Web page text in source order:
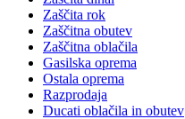
Zaščita rok
Zaščitna obutev
Zaščitna oblačila
Gasilska oprema
Ostala oprema
Razprodaja
Ducati oblačila in obutev